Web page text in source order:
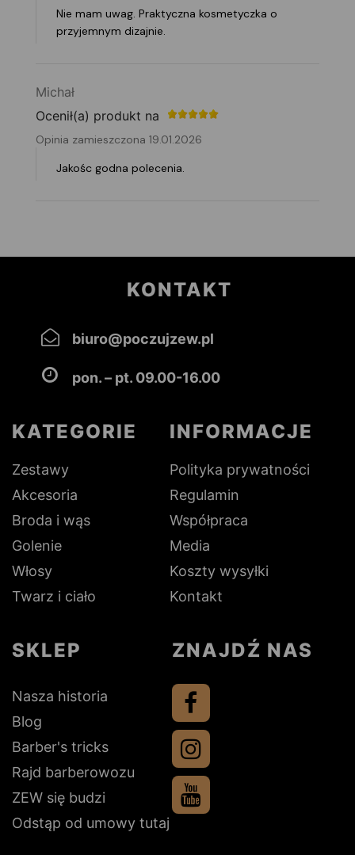
Nie mam uwag. Praktyczna kosmetyczka o
przyjemnym dizajnie.
Michał
Ocenił(a) produkt na
Opinia zamieszczona 19.01.2026
Jakośc godna polecenia.
KONTAKT
biuro@poczujzew.pl
pon. – pt. 09.00-16.00
KATEGORIE
Zestawy
Akcesoria
Broda i wąs
Golenie
Włosy
Twarz i ciało
INFORMACJE
Polityka prywatności
Regulamin
Współpraca
Media
Koszty wysyłki
Kontakt
SKLEP
Nasza historia
Blog
Barber's tricks
Rajd barberowozu
ZEW się budzi
Odstąp od umowy tutaj
ZNAJDŹ NAS